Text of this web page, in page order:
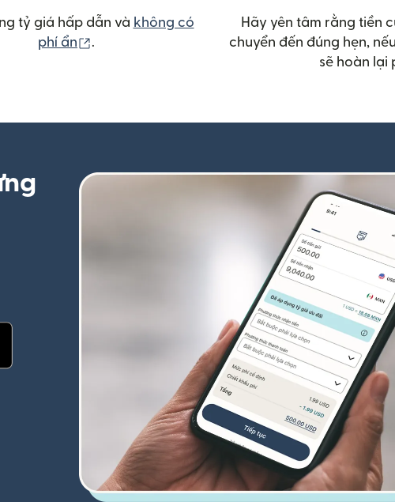
tỷ giá hấp dẫn và không có
phí ẩn
(mở trong cửa sổ mới)
.
Hãy yên tâm rằng tiền
chuyển đến đúng hẹn,
sẽ hoàn lại